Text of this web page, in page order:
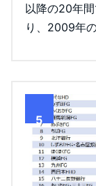
以降の20年
り、2009年
5